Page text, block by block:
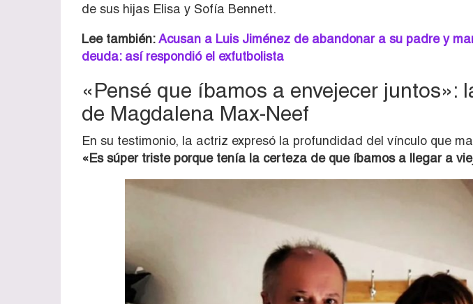
de sus hijas Elisa y Sofía Bennett.
Lee también:Acusan a Luis Jiménez de abandonar a su padre y
deuda: así respondió el exfutbolista
«Pensé que íbamos a envejecer juntos»:
de Magdalena Max-Neef
En su testimonio, la actriz expresó la profundidad del vínculo que
«Es súper triste porque tenía la certeza de que íbamos a llegar a